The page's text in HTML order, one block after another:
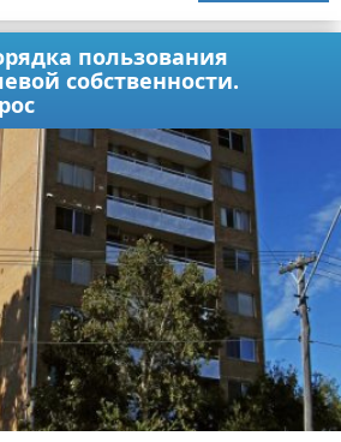
пользования
собственности.